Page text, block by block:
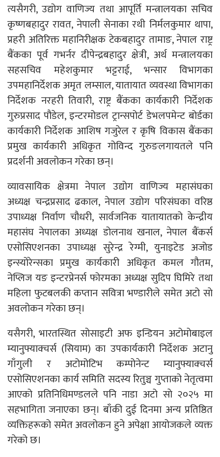
त्यसैगरी, उद्योग वाणिज्य तथा आपूर्ति मन्त्रालयका सचिव
कृष्णबहादुर रावत, नेपाली सेनाका रथी निर्मलकुमार थापा,
प्रहरी अतिरिक्त महानिरीक्षक टेकबहादुर तामाङ, नेपाल राष्ट्र
बैंकका पूर्व गभर्नर दीपेन्द्रबहादुर क्षेत्री, अर्थ मन्त्रालयका
सहसचिव महेशकुमार भट्टराई, भन्सार विभागका
उपमहानिर्देशक अमृत लम्साल, यातायात व्यवस्था विभागका
निर्देशक नरहरी तिवारी, राष्ट्र बैंकका कार्यकारी निर्देशक
गुरुप्रसाद पौडेल, इन्टरमोडल ट्रान्सपोर्ट डेभलपमेन्ट बोर्डका
कार्यकारी निर्देशक आशिष गजुरेल र कृषि विकास बैंकका
प्रमुख कार्यकारी अधिकृत गोविन्द गुरुङलगायतले पनि
प्रदर्शनी अवलोकन गरेका छन्।
व्यावसायिक क्षेत्रमा नेपाल उद्योग वाणिज्य महासंघका
अध्यक्ष चन्द्रप्रसाद ढकाल, नेपाल उद्योग परिसंघका वरिष्ठ
उपाध्यक्ष निर्वाण चौधरी, सार्वजनिक यातायातको केन्द्रीय
महासंघ नेपालका अध्यक्ष डोलनाथ खनाल, नेपाल बैंकर्स
एसोसिएशनका उपाध्यक्ष सुरेन्द्र रेग्मी, युनाइटेड अजोड
इन्स्योरेन्सका प्रमुख कार्यकारी अधिकृत कमल गौतम,
नेप्लिज यङ इन्टरप्रेनर्स फोरमका अध्यक्ष सुदिप घिमिरे तथा
महिला फुटबलकी कप्तान सवित्रा भण्डारीले समेत अटो साे
अवलोकन गरेका छन्।
यसैगरी, भारतस्थित सोसाइटी अफ इन्डियन अटोमोबाइल
म्यानुफ्याक्चर्स (सियाम) का उपकार्यकारी निर्देशक अटानु
गाँगुली र अटोमोटिभ कम्पोनेन्ट म्यानुफ्याक्चर्स
एसोसिएशनका कार्य समिति सदस्य रितुञ्च गुप्ताको नेतृत्वमा
आएको प्रतिनिधिमण्डलले पनि नाडा अटो साे २०२५ मा
सहभागिता जनाएका छन्। बाँकी दुई दिनमा अन्य प्रतिष्ठित
व्यक्तिहरूको समेत अवलोकन हुने अपेक्षा आयोजकले व्यक्त
गरेको छ।